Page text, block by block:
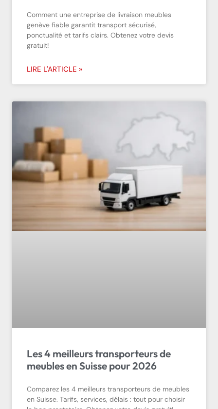
Comment une entreprise de livraison meubles
genève fiable garantit transport sécurisé,
ponctualité et tarifs clairs. Obtenez votre devis
gratuit!
LIRE L'ARTICLE »
Les 4 meilleurs transporteurs de
meubles en Suisse pour 2026
Comparez les 4 meilleurs transporteurs de meubles
en Suisse. Tarifs, services, délais : tout pour choisir